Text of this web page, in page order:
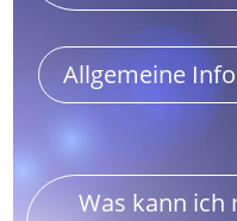
Allgemeine
Was kann ich